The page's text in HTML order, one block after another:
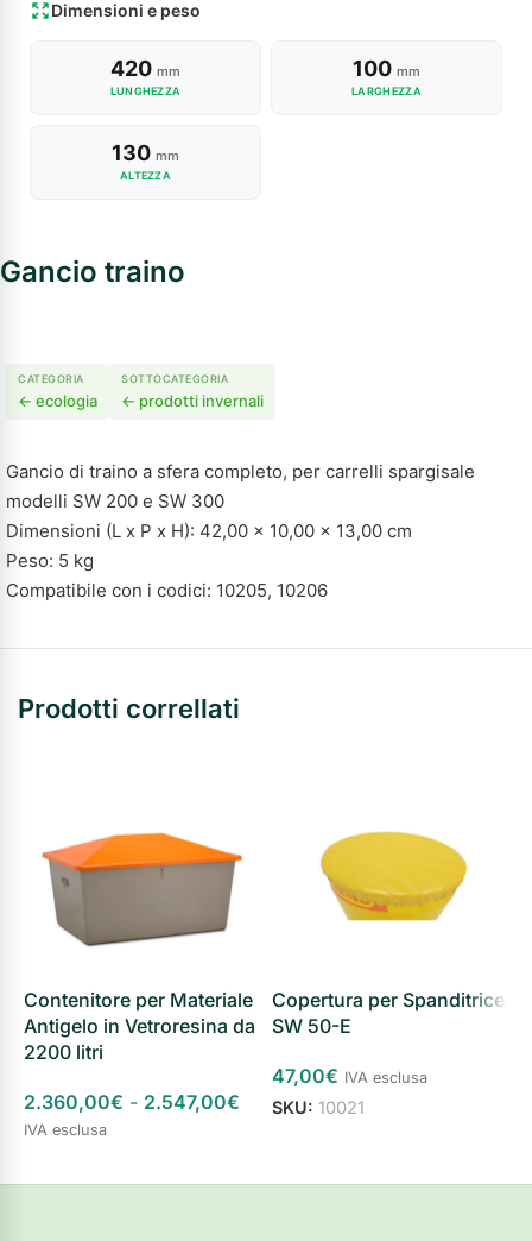
Dimensioni e peso
420 mm
LUNGHEZZA
100 mm
LARGHEZZA
130 mm
ALTEZZA
Gancio traino
CATEGORIA
← ecologia
SOTTOCATEGORIA
← prodotti invernali
Gancio di traino a sfera completo, per carrelli spargisale
modelli SW 200 e SW 300
Dimensioni (L x P x H): 42,00 x 10,00 x 13,00 cm
Peso: 5 kg
Compatibile con i codici: 10205, 10206
Prodotti correllati
Contenitore per Materiale
Antigelo in Vetroresina da
2200 litri
2.360,00€ - 2.547,00€
IVA esclusa
Copertura per Spanditrice
SW 50-E
47,00€ IVA esclusa
SKU: 10021